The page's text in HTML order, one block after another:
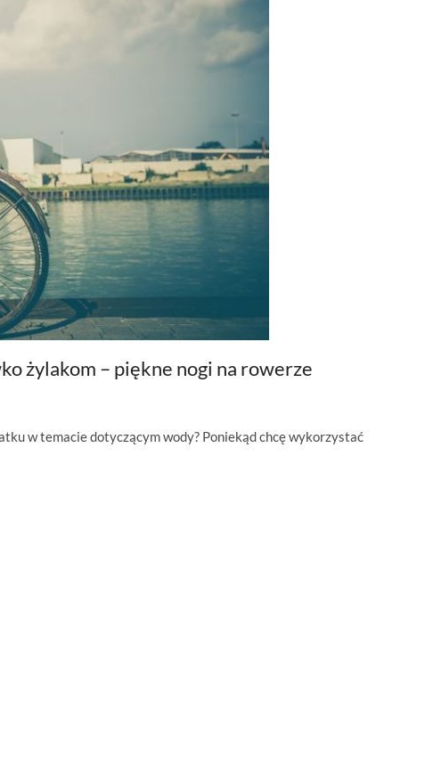
żylakom – piękne nogi na rowerze
w temacie dotyczącym wody? Poniekąd chcę wykorzystać